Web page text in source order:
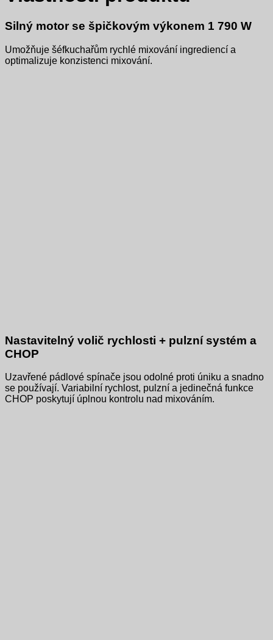
Silný motor se špičkovým výkonem 1 790 W
Umožňuje šéfkuchařům rychlé mixování ingrediencí a
optimalizuje konzistenci mixování.
Nastavitelný volič rychlosti + pulzní systém a
CHOP
Uzavřené pádlové spínače jsou odolné proti úniku a snadno
se používají. Variabilní rychlost, pulzní a jedinečná funkce
CHOP poskytují úplnou kontrolu nad mixováním.